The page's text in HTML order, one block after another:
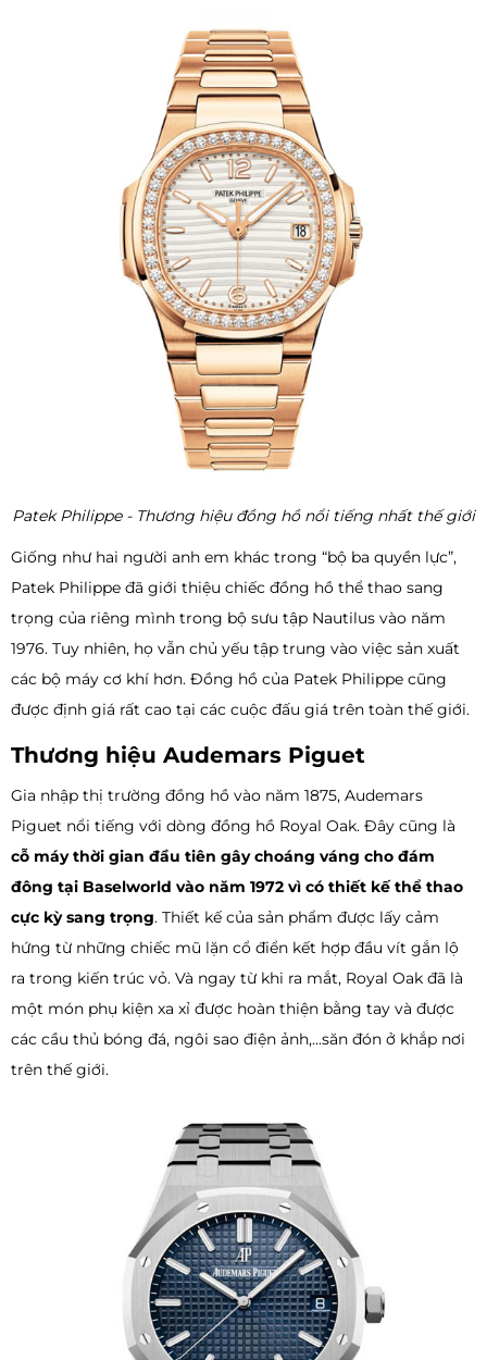
Patek Philippe - Thương hiệu đồng hồ nổi tiếng nhất thế giới
Giống như hai người anh em khác trong “bộ ba quyền lực”,
Patek Philippe đã giới thiệu chiếc đồng hồ thể thao sang
trọng của riêng mình trong bộ sưu tập Nautilus vào năm
1976. Tuy nhiên, họ vẫn chủ yếu tập trung vào việc sản xuất
các bộ máy cơ khí hơn. Đồng hồ của Patek Philippe cũng
được định giá rất cao tại các cuộc đấu giá trên toàn thế giới.
Thương hiệu Audemars Piguet
Gia nhập thị trường đồng hồ vào năm 1875, Audemars
Piguet nổi tiếng với dòng đồng hồ Royal Oak. Đây cũng là
cỗ máy thời gian đầu tiên gây choáng váng cho đám
đông tại Baselworld vào năm 1972 vì có thiết kế thể thao
cực kỳ sang trọng. Thiết kế của sản phẩm được lấy cảm
hứng từ những chiếc mũ lặn cổ điển kết hợp đầu vít gắn lộ
ra trong kiến ​​trúc vỏ. Và ngay từ khi ra mắt, Royal Oak đã là
một món phụ kiện xa xỉ được hoàn thiện bằng tay và được
các cầu thủ bóng đá, ngôi sao điện ảnh,...săn đón ở khắp nơi
trên thế giới.